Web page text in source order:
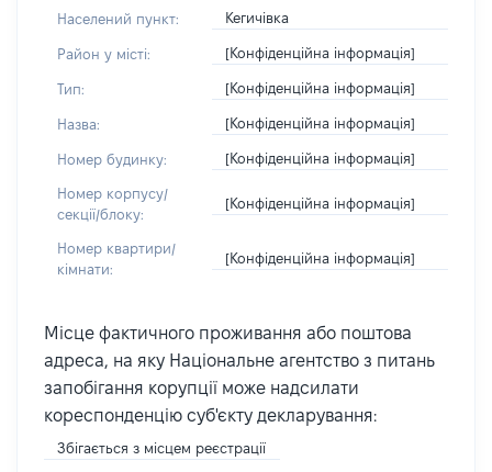
Населений пункт: Кегичівка
Район у місті: [Конфіденційна інформація]
Тип: [Конфіденційна інформація]
Назва: [Конфіденційна інформація]
Номер будинку: [Конфіденційна інформація]
Номер корпусу/
секції/блоку:
[Конфіденційна інформація]
Номер квартири/
кімнати:
[Конфіденційна інформація]
Місце фактичного проживання або поштова
адреса, на яку Національне агентство з питань
запобігання корупції може надсилати
кореспонденцію суб'єкту декларування:
Збігається з місцем реєстрації